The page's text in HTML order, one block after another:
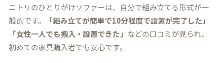
ニトリのひとりがけソファーは、自分で組み立てる形式が一
般的です。
「組み立てが簡単で10分程度で設置が完了した」
「女性一人でも搬入・設置できた」 などの口コミが見られ、
初めての家具購入者でも安心です。